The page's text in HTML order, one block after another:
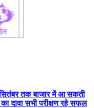
सितंबर तक बाजार में आ सकती
दावा सभी परीक्षण रहे सफल